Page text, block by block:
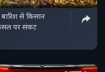
से किसान
पर संकट